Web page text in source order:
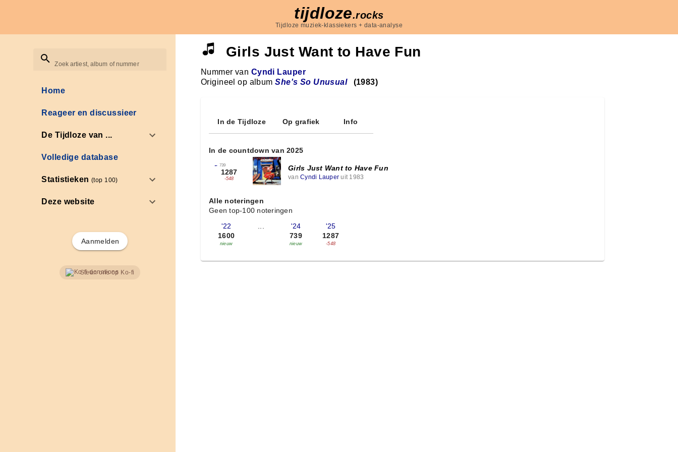
tijdloze.rocks
Tijdloze muziek-klassiekers + data-analyse
Zoek artiest, album of nummer
Home
Reageer en discussieer
De Tijdloze van ...
Volledige database
Statistieken(top 100)
Deze website
Aanmelden
Steun ons op Ko-fi
Girls Just Want to Have Fun
Nummer van Cyndi Lauper
Origineel op albumShe's So Unusual (1983)
In de Tijdloze Op grafiek Info
In de countdown van 2025
← 739
1287
-548
Girls Just Want to Have Fun
van Cyndi Lauper uit 1983
Alle noteringen
Geen top-100 noteringen
'22
1600
nieuw
...
'24
739
nieuw
'25
1287
-548